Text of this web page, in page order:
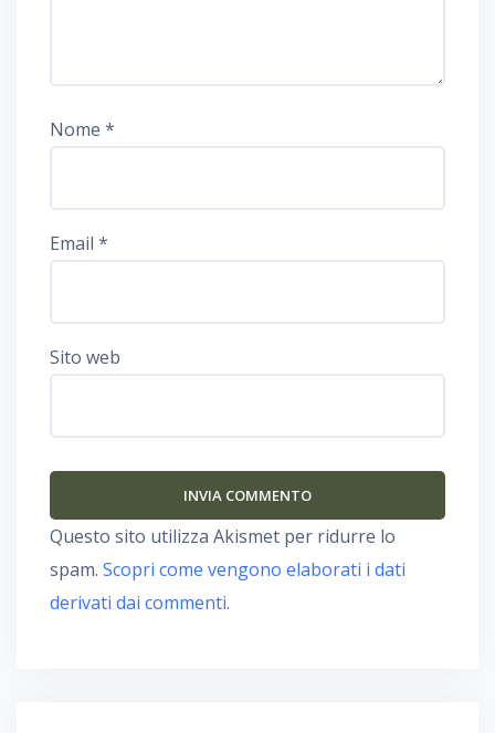
Nome *
Email *
Sito web
Questo sito utilizza Akismet per ridurre lo
spam. Scopri come vengono elaborati i dati
derivati dai commenti.